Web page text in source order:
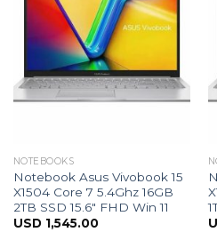
NOTEBOOKS
Notebook Asus Vivobook 15
X1504 Core 7 5.4Ghz 16GB
2TB SSD 15.6″ FHD Win 11
USD 1,545.00